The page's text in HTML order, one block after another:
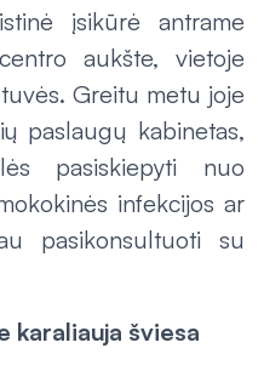
įsikūrė antrame
aukšte, vietoje
Greitu metu joje
paslaugų kabinetas,
pasiskiepyti nuo
infekcijos ar
pasikonsultuoti su
karaliauja šviesa